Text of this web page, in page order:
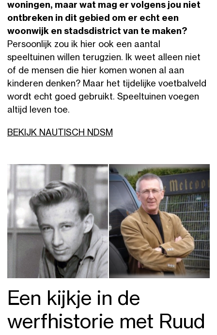
woningen, maar wat mag er volgens jou niet
ontbreken in dit gebied om er echt een
woonwijk en stadsdistrict van te maken?
Persoonlijk zou ik hier ook een aantal
speeltuinen willen terugzien. Ik weet alleen niet
of de mensen die hier komen wonen al aan
kinderen denken? Maar het tijdelijke voetbalveld
wordt echt goed gebruikt. Speeltuinen voegen
altijd leven toe.
BEKIJK NAUTISCH NDSM
Een kijkje in de
werfhistorie met Ruud